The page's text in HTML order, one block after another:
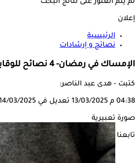
لم يتم العثور على نتائج البحث
إعلان
الرئيسية
نصائح و إرشادات
الإمساك في رمضان- 4 نصائح للوقاية منه
كتبت - هدى عبد الناصر:
04:38 م 13/03/2025 تعديل في 14/03/2025
صورة تعبيرية
تابعنا على